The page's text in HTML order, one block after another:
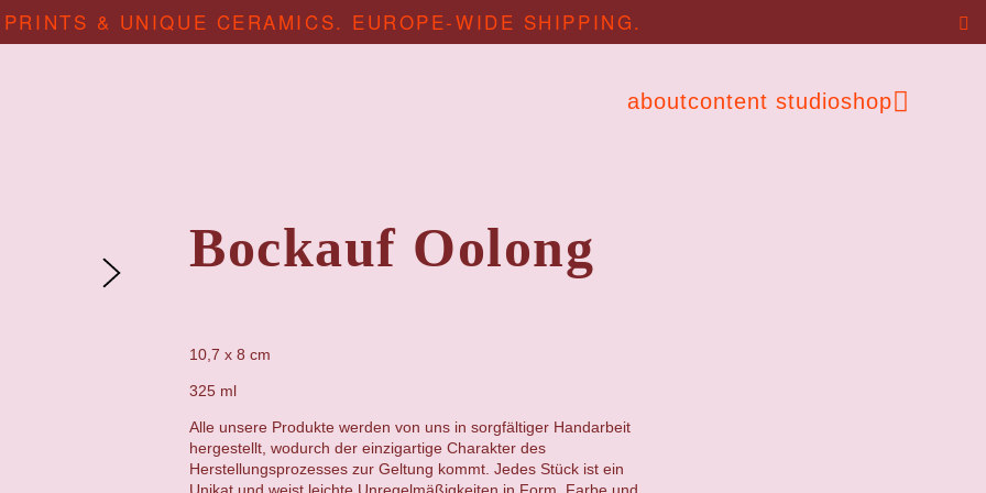
& UNIQUE CERAMICS. EUROPE-WIDE SHIPPING.
aboutcontent studioshop
Bockauf Oolong
10,7 x 8 cm
325 ml
Alle unsere Produkte werden von uns in sorgfältiger Handarbeit
hergestellt, wodurch der einzigartige Charakter des
Herstellungsprozesses zur Geltung kommt. Jedes Stück ist ein